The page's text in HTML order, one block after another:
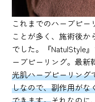
これまでのハーブピー
ことが多く、施術後
でした。『NatulStyle
ーブピーリング。最新
光肌ハーブピーリング
しなので、副作用がな